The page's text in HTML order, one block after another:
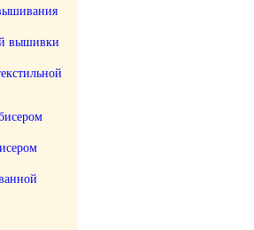
вышивки